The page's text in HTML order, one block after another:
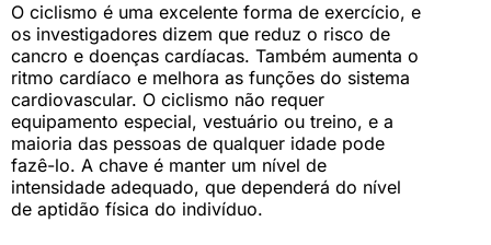
O ciclismo é uma excelente forma de exercício, e
os investigadores dizem que reduz o risco de
cancro e doenças cardíacas. Também aumenta o
ritmo cardíaco e melhora as funções do sistema
cardiovascular. O ciclismo não requer
equipamento especial, vestuário ou treino, e a
maioria das pessoas de qualquer idade pode
fazê-lo. A chave é manter um nível de
intensidade adequado, que dependerá do nível
de aptidão física do indivíduo.